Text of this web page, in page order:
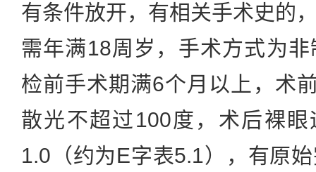
有条件放开，有相关手术史的
需年满18周岁，手术方式为
检前手术期满6个月以上，术
散光不超过100度，术后裸
1.0（约为E字表5.1），有原